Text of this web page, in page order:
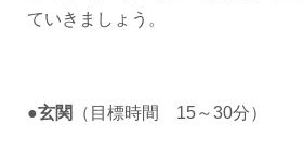
ていきましょう。
●玄関 （目標時間 15～30分）